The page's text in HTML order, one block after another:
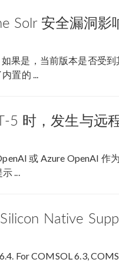
Solr 安全漏洞影
果是，当前版本是否受
置的 ...
5 时，发生与远
或 Azure OpenAI 作
...
Native
For COMSOL 6.3,